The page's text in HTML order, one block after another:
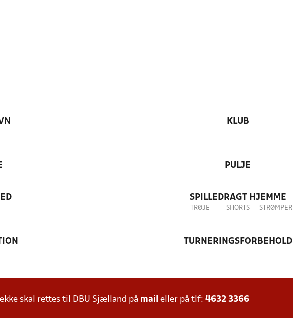
KLUB
PULJE
SPILLEDRAGT HJEMME
TRØJE SHORTS STRØMPER
TURNERINGSFORBEHOLD
skal rettes til DBU Sjælland på mail eller på tlf: 4632 3366